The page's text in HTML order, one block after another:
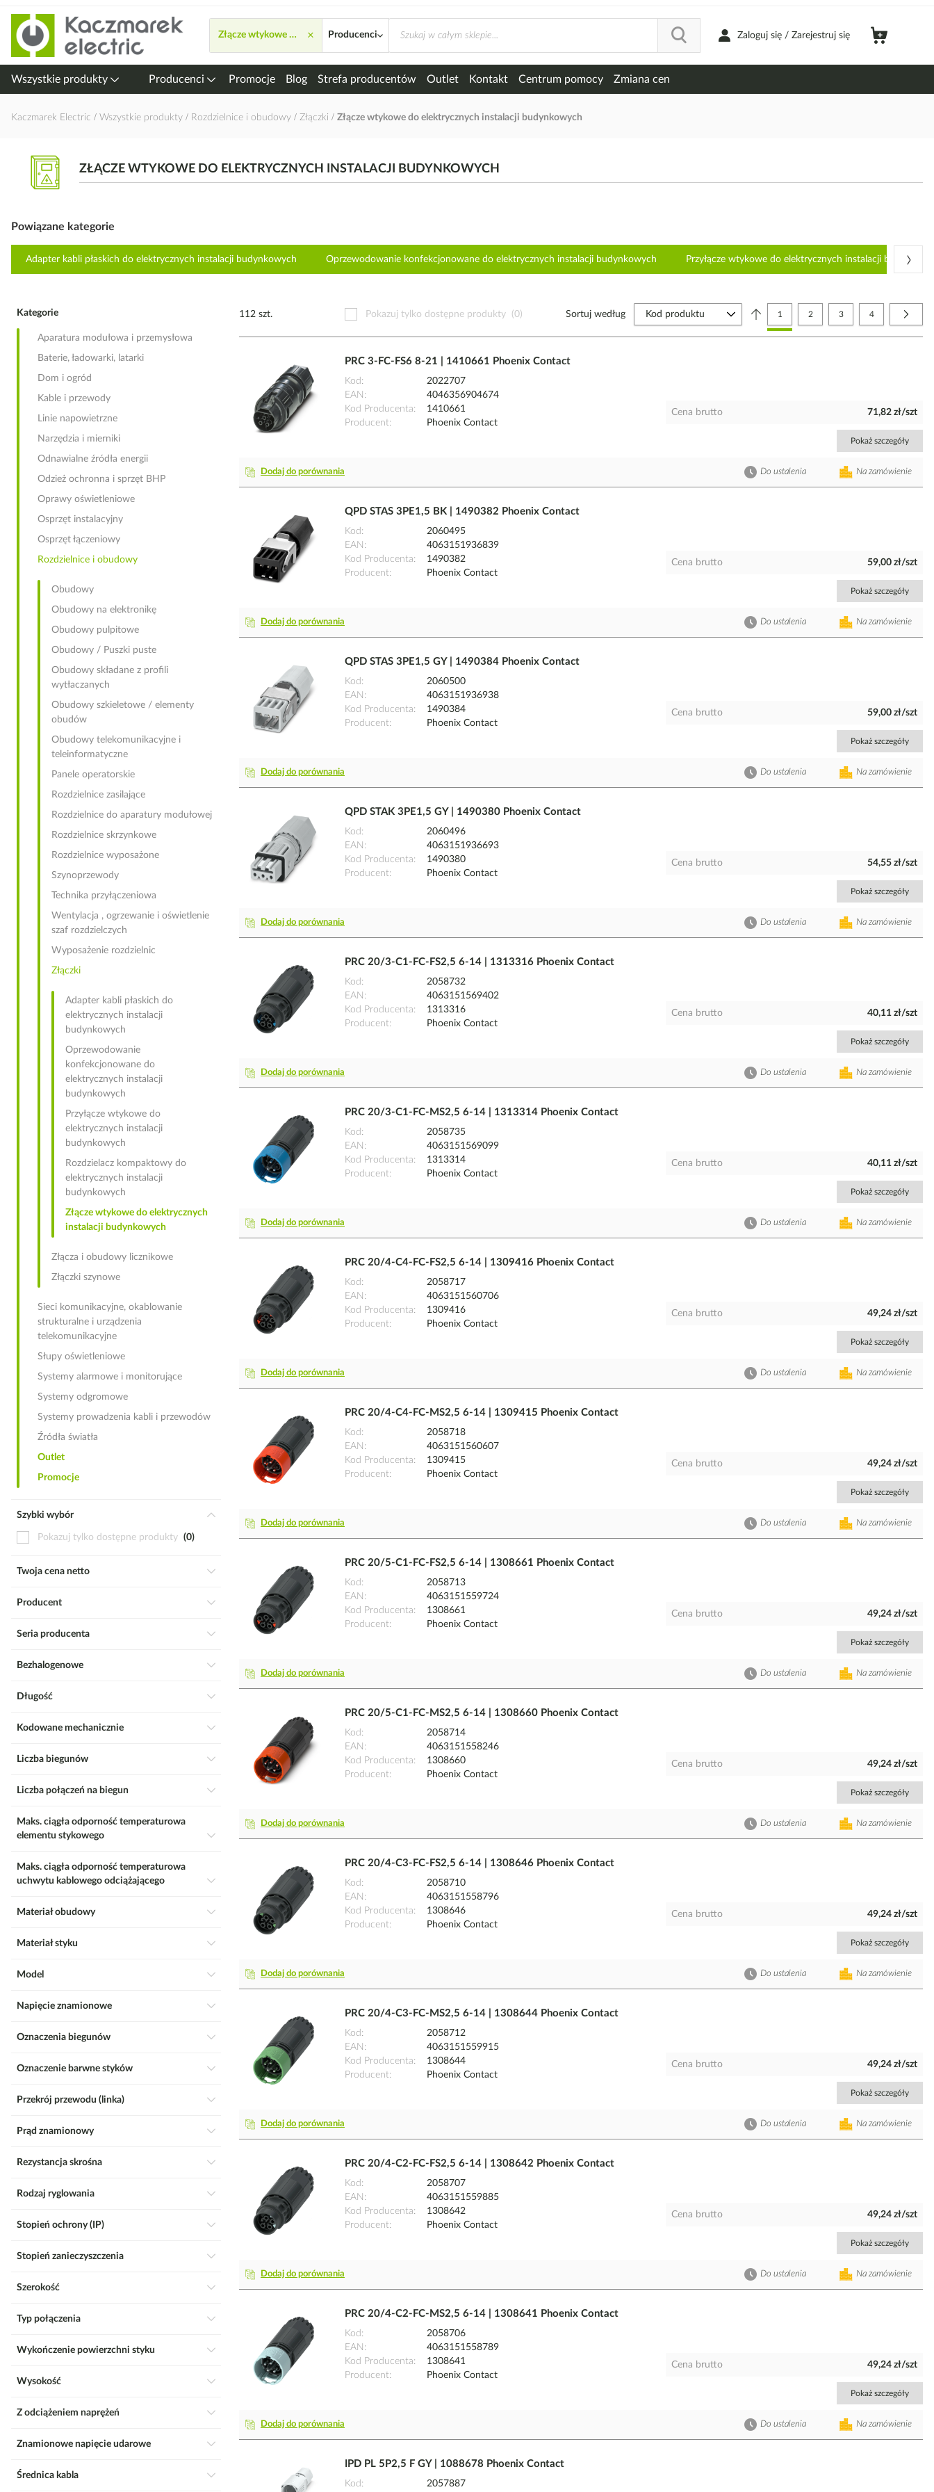
Przejdź
do
treści
Złącze wtykowe do elektrycznych instalacji budynkowych
× Producenci Zaloguj się / Zarejestruj się
Wszystkie produkty Producenci Promocje Blog Strefa producentów Outlet Kontakt Centrum pomocy Zmiana cen
Kaczmarek Electric Wszystkie produkty Rozdzielnice i obudowy Złączki Złącze wtykowe do elektrycznych instalacji budynkowych
ZŁĄCZE WTYKOWE DO ELEKTRYCZNYCH INSTALACJI BUDYNKOWYCH
Powiązane kategorie
Adapter kabli płaskich do elektrycznych instalacji budynkowych Oprzewodowanie konfekcjonowane do elektrycznych instalacji budynkowych Przyłącze wtykowe do elektrycznych instalacji ›
112 szt. Pokazuj tylko dostępne produkty (0) Strona
Aktualnie czytasz stronę
1 Strona
2 Strona
3 Strona
4
Sortuj według
PRC 3-FC-FS6 8-21 | 1410661 Phoenix Contact
Kod
2022707
EAN
4046356904674
Kod Producenta
1410661
Producent
Phoenix Contact
Cena brutto 71,82 zł/szt
Pokaż szczegóły
Dodaj do porównania Na zamówienie
Do ustalenia
QPD STAS 3PE1,5 BK | 1490382 Phoenix Contact
Kod
2060495
EAN
4063151936839
Kod Producenta
1490382
Producent
Phoenix Contact
Cena brutto 59,00 zł/szt
Pokaż szczegóły
Dodaj do porównania Na zamówienie
Do ustalenia
QPD STAS 3PE1,5 GY | 1490384 Phoenix Contact
Kod
2060500
EAN
4063151936938
Kod Producenta
1490384
Producent
Phoenix Contact
Cena brutto 59,00 zł/szt
Pokaż szczegóły
Dodaj do porównania Na zamówienie
Do ustalenia
QPD STAK 3PE1,5 GY | 1490380 Phoenix Contact
Kod
2060496
EAN
4063151936693
Kod Producenta
1490380
Producent
Phoenix Contact
Cena brutto 54,55 zł/szt
Pokaż szczegóły
Dodaj do porównania Na zamówienie
Do ustalenia
PRC 20/3-C1-FC-FS2,5 6-14 | 1313316 Phoenix Contact
Kod
2058732
EAN
4063151569402
Kod Producenta
1313316
Producent
Phoenix Contact
Cena brutto 40,11 zł/szt
Pokaż szczegóły
Dodaj do porównania Na zamówienie
Do ustalenia
PRC 20/3-C1-FC-MS2,5 6-14 | 1313314 Phoenix Contact
Kod
2058735
EAN
4063151569099
Kod Producenta
1313314
Producent
Phoenix Contact
Cena brutto 40,11 zł/szt
Pokaż szczegóły
Dodaj do porównania Na zamówienie
Do ustalenia
PRC 20/4-C4-FC-FS2,5 6-14 | 1309416 Phoenix Contact
Kod
2058717
EAN
4063151560706
Kod Producenta
1309416
Producent
Phoenix Contact
Cena brutto 49,24 zł/szt
Pokaż szczegóły
Dodaj do porównania Na zamówienie
Do ustalenia
PRC 20/4-C4-FC-MS2,5 6-14 | 1309415 Phoenix Contact
Kod
2058718
EAN
4063151560607
Kod Producenta
1309415
Producent
Phoenix Contact
Cena brutto 49,24 zł/szt
Pokaż szczegóły
Dodaj do porównania Na zamówienie
Do ustalenia
PRC 20/5-C1-FC-FS2,5 6-14 | 1308661 Phoenix Contact
Kod
2058713
EAN
4063151559724
Kod Producenta
1308661
Producent
Phoenix Contact
Cena brutto 49,24 zł/szt
Pokaż szczegóły
Dodaj do porównania Na zamówienie
Do ustalenia
PRC 20/5-C1-FC-MS2,5 6-14 | 1308660 Phoenix Contact
Kod
2058714
EAN
4063151558246
Kod Producenta
1308660
Producent
Phoenix Contact
Cena brutto 49,24 zł/szt
Pokaż szczegóły
Dodaj do porównania Na zamówienie
Do ustalenia
PRC 20/4-C3-FC-FS2,5 6-14 | 1308646 Phoenix Contact
Kod
2058710
EAN
4063151558796
Kod Producenta
1308646
Producent
Phoenix Contact
Cena brutto 49,24 zł/szt
Pokaż szczegóły
Dodaj do porównania Na zamówienie
Do ustalenia
PRC 20/4-C3-FC-MS2,5 6-14 | 1308644 Phoenix Contact
Kod
2058712
EAN
4063151559915
Kod Producenta
1308644
Producent
Phoenix Contact
Cena brutto 49,24 zł/szt
Pokaż szczegóły
Dodaj do porównania Na zamówienie
Do ustalenia
PRC 20/4-C2-FC-FS2,5 6-14 | 1308642 Phoenix Contact
Kod
2058707
EAN
4063151559885
Kod Producenta
1308642
Producent
Phoenix Contact
Cena brutto 49,24 zł/szt
Pokaż szczegóły
Dodaj do porównania Na zamówienie
Do ustalenia
PRC 20/4-C2-FC-MS2,5 6-14 | 1308641 Phoenix Contact
Kod
2058706
EAN
4063151558789
Kod Producenta
1308641
Producent
Phoenix Contact
Cena brutto 49,24 zł/szt
Pokaż szczegóły
Dodaj do porównania Na zamówienie
Do ustalenia
IPD PL 5P2,5 F GY | 1088678 Phoenix Contact
Kod 2057887
Kategorie
Aparatura modułowa i przemysłowa
Baterie, ładowarki, latarki
Dom i ogród
Kable i przewody
Linie napowietrzne
Narzędzia i mierniki
Odnawialne źródła energii
Odzież ochronna i sprzęt BHP
Oprawy oświetleniowe
Osprzęt instalacyjny
Osprzęt łączeniowy
Rozdzielnice i obudowy
Obudowy
Obudowy na elektronikę
Obudowy pulpitowe
Obudowy / Puszki puste
Obudowy składane z profili
wytłaczanych
Obudowy szkieletowe / elementy
obudów
Obudowy telekomunikacyjne i
teleinformatyczne
Panele operatorskie
Rozdzielnice zasilające
Rozdzielnice do aparatury modułowej
Rozdzielnice skrzynkowe
Rozdzielnice wyposażone
Szynoprzewody
Technika przyłączeniowa
Wentylacja , ogrzewanie i oświetlenie
szaf rozdzielczych
Wyposażenie rozdzielnic
Złączki
Adapter kabli płaskich do
elektrycznych instalacji
budynkowych
Oprzewodowanie
konfekcjonowane do
elektrycznych instalacji
budynkowych
Przyłącze wtykowe do
elektrycznych instalacji
budynkowych
Rozdzielacz kompaktowy do
elektrycznych instalacji
budynkowych
Złącze wtykowe do elektrycznych
instalacji budynkowych
Złącza i obudowy licznikowe
Złączki szynowe
Sieci komunikacyjne, okablowanie
strukturalne i urządzenia
telekomunikacyjne
Słupy oświetleniowe
Systemy alarmowe i monitorujące
Systemy odgromowe
Systemy prowadzenia kabli i przewodów
Źródła światła
Outlet
Promocje
Szybki wybór
Pokazuj tylko dostępne produkty 0
Twoja cena netto
Producent
Seria producenta
Bezhalogenowe
Długość
Kodowane mechanicznie
Liczba biegunów
Liczba połączeń na biegun
Maks. ciągła odporność temperaturowa
elementu stykowego
Maks. ciągła odporność temperaturowa
uchwytu kablowego odciążającego
Materiał obudowy
Materiał styku
Model
Napięcie znamionowe
Oznaczenia biegunów
Oznaczenie barwne styków
Przekrój przewodu (linka)
Prąd znamionowy
Rezystancja skrośna
Rodzaj ryglowania
Stopień ochrony (IP)
Stopień zanieczyszczenia
Szerokość
Typ połączenia
Wykończenie powierzchni styku
Wysokość
Z odciążeniem naprężeń
Znamionowe napięcie udarowe
Średnica kabla